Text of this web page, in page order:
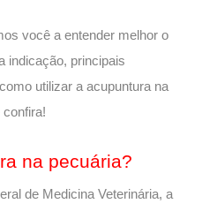
você a entender melhor o
indicação, principais
utilizar a acupuntura na
confira!
na pecuária?
de Medicina Veterinária, a